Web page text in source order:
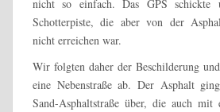
nicht so einfach. Das GPS schickte
Schotterpiste, die aber von der
nicht erreichen war.
Wir folgten daher der Beschilderung
eine Nebenstraße ab. Der Asphalt
Sand-Asphaltstraße über, die auch